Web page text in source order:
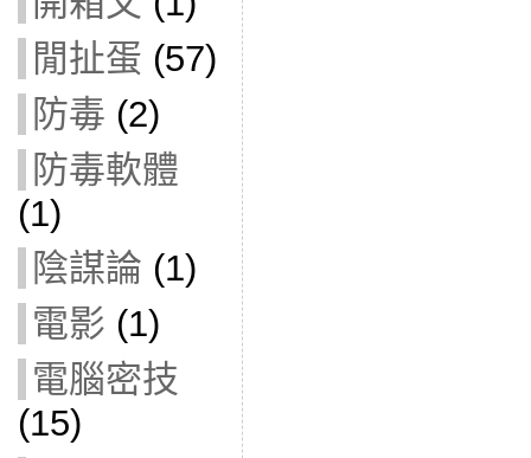
閒扯蛋 (57)
防毒 (2)
防毒軟體
(1)
陰謀論 (1)
電影 (1)
電腦密技
(15)